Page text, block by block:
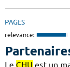
PAGES
relevance:
Le CHU est un